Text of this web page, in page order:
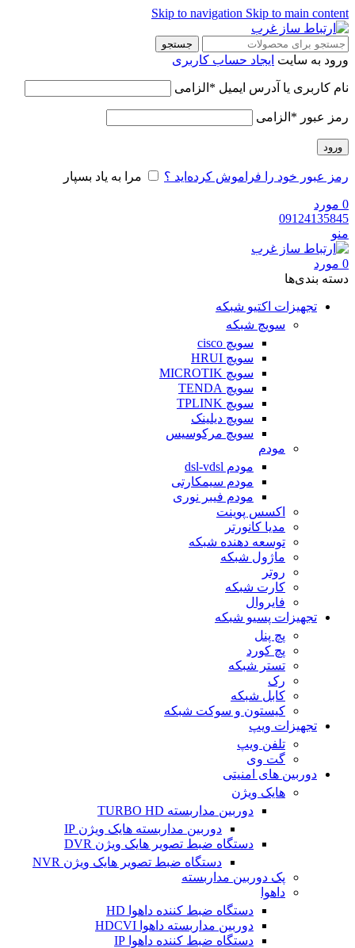
Skip to navigation Skip to main
جستجو
به سایتایجاد حساب کاربری
یا آدرس ایمیل*الزامی
عبور*الزامی
عبور خود را فراموش کرده‌اید ؟ مرا به یاد بسپار
بندی‌ها
تجهیزات اکتیو شبکه
سویچ شبکه
سویچ cisco
سویچ HRUI
سویچ MICROTIK
سویچ TENDA
سویچ TPLINK
سویچ دیلینک
سویچ مرکوسیس
مودم
مودم dsl-vdsl
مودم سیمکارتی
مودم فیبر نوری
اکسس پوینت
مدیا کانورتر
توسعه دهنده شبکه
ماژول شبکه
روتر
کارت شبکه
فایروال
تجهیزات پسیو شبکه
پچ پنل
پچ کورد
تستر شبکه
رک
کابل شبکه
کیستون و سوکت شبکه
تجهیزات ویپ
تلفن ویپ
گت وی
دوربین های امنیتی
هایک ویژن
دوربین مداربسته TURBO HD
دوربین مداربسته هایک ویژن IP
دستگاه ضبط تصویر هایک ویژن DVR
دستگاه ضبط تصویر هایک ویژن NVR
پک دوربین مداربسته
داهوا
دستگاه ضبط کننده داهوا HD
دوربین مداربسته داهوا HDCVI
دستگاه ضبط کننده داهوا IP